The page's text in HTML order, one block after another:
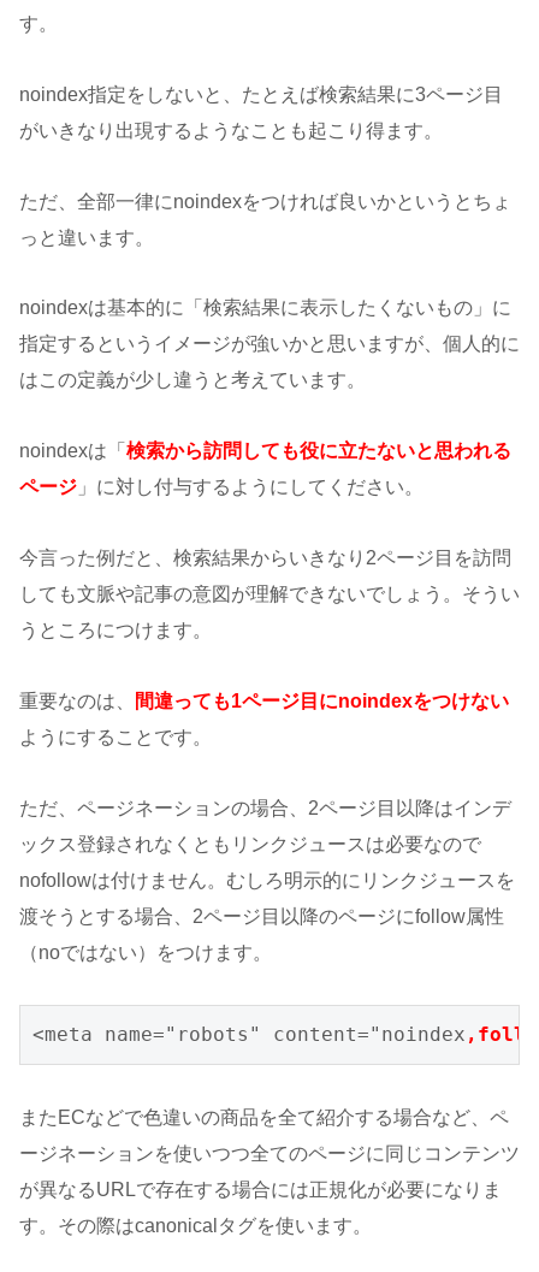
す。
noindex指定をしないと、たとえば検索結果に3ページ目
がいきなり出現するようなことも起こり得ます。
ただ、全部一律にnoindexをつければ良いかというとちょ
っと違います。
noindexは基本的に「検索結果に表示したくないもの」に
指定するというイメージが強いかと思いますが、個人的に
はこの定義が少し違うと考えています。
noindexは「 検索から訪問しても役に立たないと思われる
ページ 」に対し付与するようにしてください。
今言った例だと、検索結果からいきなり2ページ目を訪問
しても文脈や記事の意図が理解できないでしょう。そうい
うところにつけます。
重要なのは、
間違っても1ページ目にnoindexをつけない
ようにすることです。
ただ、ページネーションの場合、2ページ目以降はインデ
ックス登録されなくともリンクジュースは必要なので
nofollowは付けません。むしろ明示的にリンクジュースを
渡そうとする場合、2ページ目以降のページにfollow属性
（noではない）をつけます。
<meta name="robots" content="noindex
またECなどで色違いの商品を全て紹介する場合など、ペ
ージネーションを使いつつ全てのページに同じコンテンツ
が異なるURLで存在する場合には正規化が必要になりま
す。その際はcanonicalタグを使います。